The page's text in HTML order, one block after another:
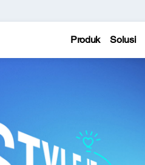
Produk Solusi